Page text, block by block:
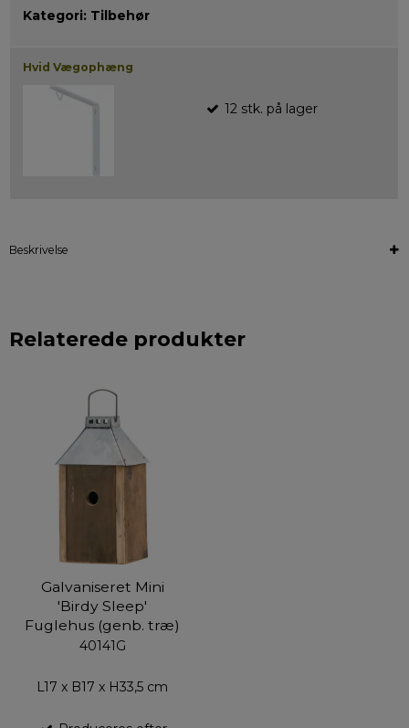
Kategori: Tilbehør
Hvid Vægophæng
12 stk. på lager
Beskrivelse
Relaterede produkter
Galvaniseret Mini
'Birdy Sleep'
Fuglehus (genb. træ)
40141G
L17 x B17 x H33,5 cm